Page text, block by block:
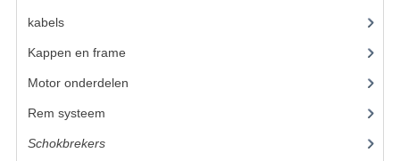
kabels(3)
Kappen en frame
Motor onderdelen
Rem systeem
Schokbrekers(11)